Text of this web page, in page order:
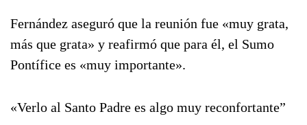
Fernández aseguró que la reunión fue «muy grata,
más que grata» y reafirmó que para él, el Sumo
Pontífice es «muy importante».
«Verlo al Santo Padre es algo muy reconfortante”